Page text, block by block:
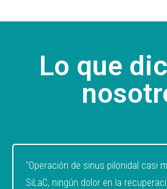
Lo que
"Operación de sinus pilonidal casi
SiLaC, ningún dolor en la